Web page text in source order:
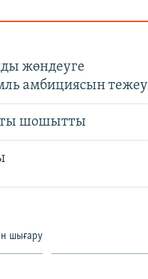
жөндеуге
амбициясын тежеу
шошытты
шығару